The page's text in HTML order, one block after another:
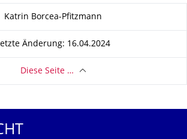
Katrin Borcea-Pfitzmann
Änderung: 16.04.2024
Diese Seite …